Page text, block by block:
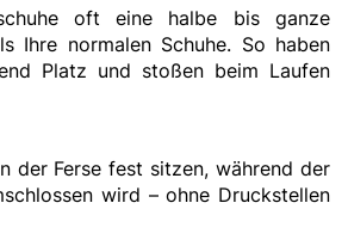
oft eine halbe bis ganze
Ihre normalen Schuhe. So haben
Platz und stoßen beim Laufen
der Ferse fest sitzen, während der
wird – ohne Druckstellen